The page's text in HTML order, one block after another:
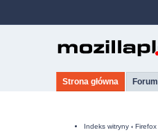
Strona główna Forum
Indeks witryny ‹ Firefox